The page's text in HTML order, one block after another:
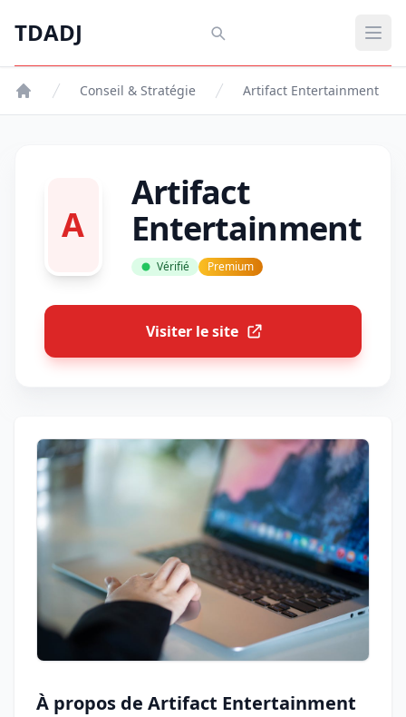
TDADJ
TDADJ
Conseil & Stratégie Artifact Entertainment
A
Artifact
Entertainment
Vérifié Premium
Visiter le site
À propos de Artifact Entertainment